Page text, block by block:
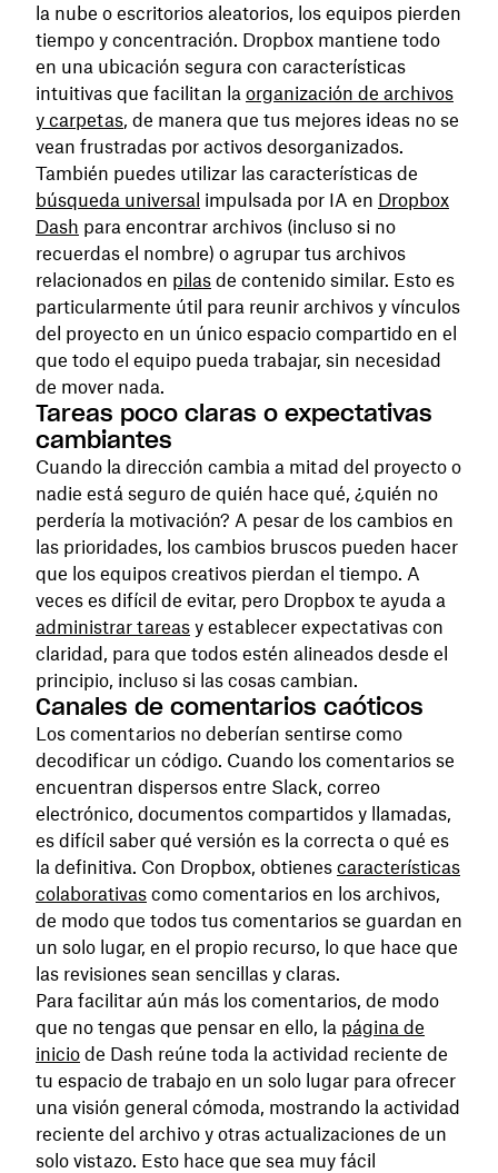
la nube o escritorios aleatorios, los equipos pierden
tiempo y concentración. Dropbox mantiene todo
en una ubicación segura con características
intuitivas que facilitan la organización de archivos
y carpetas, de manera que tus mejores ideas no se
vean frustradas por activos desorganizados.
También puedes utilizar las características de
búsqueda universal impulsada por IA en Dropbox
Dash para encontrar archivos (incluso si no
recuerdas el nombre) o agrupar tus archivos
relacionados en pilas de contenido similar. Esto es
particularmente útil para reunir archivos y vínculos
del proyecto en un único espacio compartido en el
que todo el equipo pueda trabajar, sin necesidad
de mover nada.
Tareas poco claras o expectativas
cambiantes
Cuando la dirección cambia a mitad del proyecto o
nadie está seguro de quién hace qué, ¿quién no
perdería la motivación? A pesar de los cambios en
las prioridades, los cambios bruscos pueden hacer
que los equipos creativos pierdan el tiempo. A
veces es difícil de evitar, pero Dropbox te ayuda a
administrar tareas y establecer expectativas con
claridad, para que todos estén alineados desde el
principio, incluso si las cosas cambian.
Canales de comentarios caóticos
Los comentarios no deberían sentirse como
decodificar un código. Cuando los comentarios se
encuentran dispersos entre Slack, correo
electrónico, documentos compartidos y llamadas,
es difícil saber qué versión es la correcta o qué es
la definitiva. Con Dropbox, obtienes características
colaborativas como comentarios en los archivos,
de modo que todos tus comentarios se guardan en
un solo lugar, en el propio recurso, lo que hace que
las revisiones sean sencillas y claras.
Para facilitar aún más los comentarios, de modo
que no tengas que pensar en ello, la página de
inicio de Dash reúne toda la actividad reciente de
tu espacio de trabajo en un solo lugar para ofrecer
una visión general cómoda, mostrando la actividad
reciente del archivo y otras actualizaciones de un
solo vistazo. Esto hace que sea muy fácil